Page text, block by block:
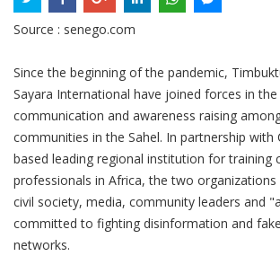
Source : senego.com
Since the beginning of the pandemic,
Sayara International have joined forces in
communication and awareness raising
communities in the Sahel. In partnership with
based leading regional institution for training
professionals in Africa, the two organizations
civil society, media, community leaders and
committed to fighting disinformation and
networks.